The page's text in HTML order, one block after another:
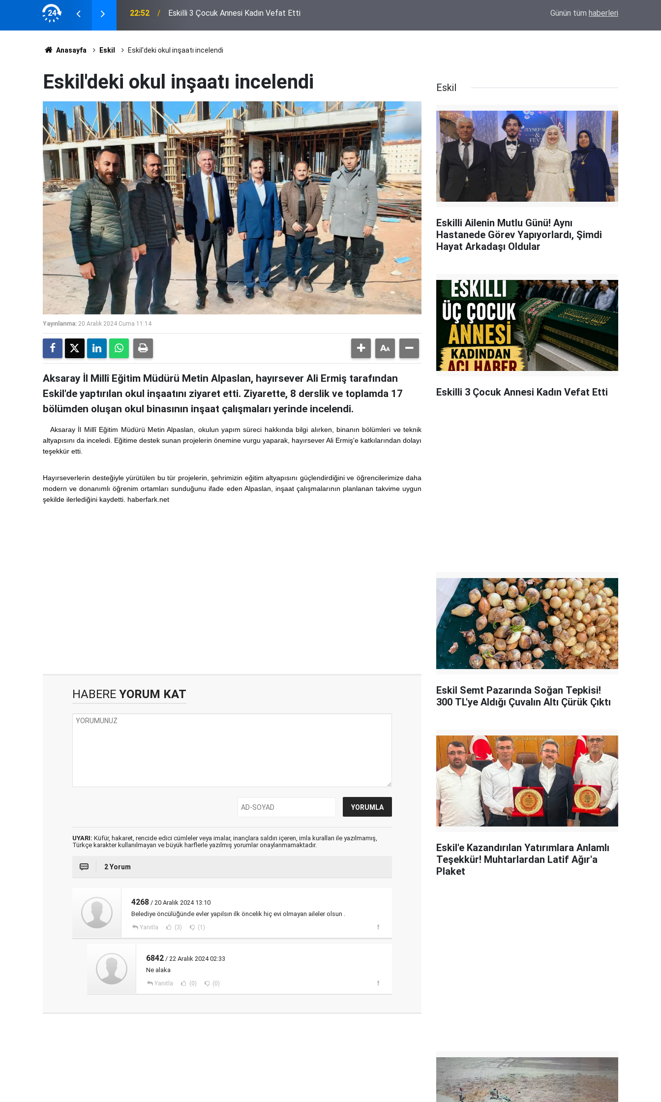
24 22:31 Eskil Semt Pazarında Soğan Tepkisi! 300 TL'ye Aldığı Çuvalın Altı Çürük Çıktı Eskil'e Kazandırılan Yatırımlara Anlamlı
Günün tüm haberleri
Anasayfa Eskil Eskil'deki okul inşaatı incelendi
Eskil'deki okul inşaatı incelendi
Yayınlanma: 20 Aralık 2024 Cuma 11:14
Aksaray İl Millî Eğitim Müdürü Metin Alpaslan, hayırsever Ali Ermiş tarafından
Eskil'de yaptırılan okul inşaatını ziyaret etti. Ziyarette, 8 derslik ve toplamda 17
bölümden oluşan okul binasının inşaat çalışmaları yerinde incelendi.
Aksaray İl Millî Eğitim Müdürü Metin Alpaslan, okulun yapım süreci hakkında bilgi alırken, binanın bölümleri ve teknik
altyapısını da inceledi. Eğitime destek sunan projelerin önemine vurgu yaparak, hayırsever Ali Ermiş'e katkılarından dolayı
teşekkür etti.
Hayırseverlerin desteğiyle yürütülen bu tür projelerin, şehrimizin eğitim altyapısını güçlendirdiğini ve öğrencilerimize daha
modern ve donanımlı öğrenim ortamları sunduğunu ifade eden Alpaslan, inşaat çalışmalarının planlanan takvime uygun
şekilde ilerlediğini kaydetti. haberfark.net
HABERE YORUM KAT
UYARI: Küfür, hakaret, rencide edici cümleler veya imalar, inançlara saldırı içeren, imla kuralları ile yazılmamış,
Türkçe karakter kullanılmayan ve büyük harflerle yazılmış yorumlar onaylanmamaktadır.
2 Yorum
4268 / 20 Aralık 2024 13:10
Belediye öncülüğünde evler yapılsın ilk öncelik hiç evi olmayan aileler olsun .
Yanıtla (3) (1)
6842 / 22 Aralık 2024 02:33
Ne alaka
Yanıtla (0) (0)
Eskil
Eskilli Ailenin Mutlu Günü! Aynı
Hastanede Görev Yapıyorlardı, Şimdi
Hayat Arkadaşı Oldular
Eskilli 3 Çocuk Annesi Kadın Vefat Etti
Eskil Semt Pazarında Soğan Tepkisi!
300 TL'ye Aldığı Çuvalın Altı Çürük Çıktı
Eskil'e Kazandırılan Yatırımlara Anlamlı
Teşekkür! Muhtarlardan Latif Ağır'a
Plaket